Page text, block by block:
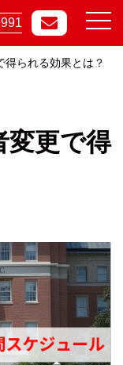
得られる効果とは？
変更で得